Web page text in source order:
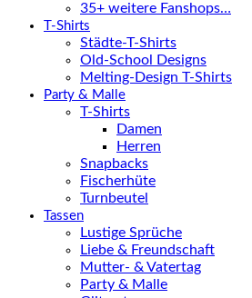
35+ weitere Fanshops…
T-Shirts
Städte-T-Shirts
Old-School Designs
Melting-Design T-Shirts
Party & Malle
T-Shirts
Damen
Herren
Snapbacks
Fischerhüte
Turnbeutel
Tassen
Lustige Sprüche
Liebe & Freundschaft
Mutter- & Vatertag
Party & Malle